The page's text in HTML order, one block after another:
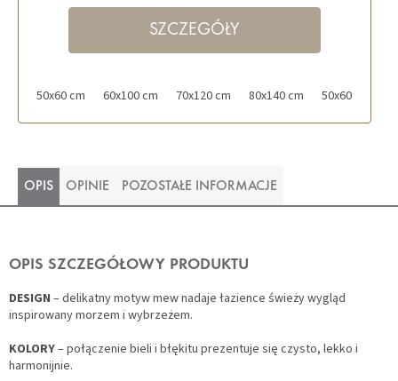
SZCZEGÓŁY
50x60 cm 60x100 cm 70x120 cm 80x140 cm 50x60 cm z
OPIS OPINIE POZOSTAŁE INFORMACJE
OPIS SZCZEGÓŁOWY PRODUKTU
DESIGN – delikatny motyw mew nadaje łazience świeży wygląd
inspirowany morzem i wybrzeżem.
KOLORY– połączenie bieli i błękitu prezentuje się czysto, lekko i
harmonijnie.